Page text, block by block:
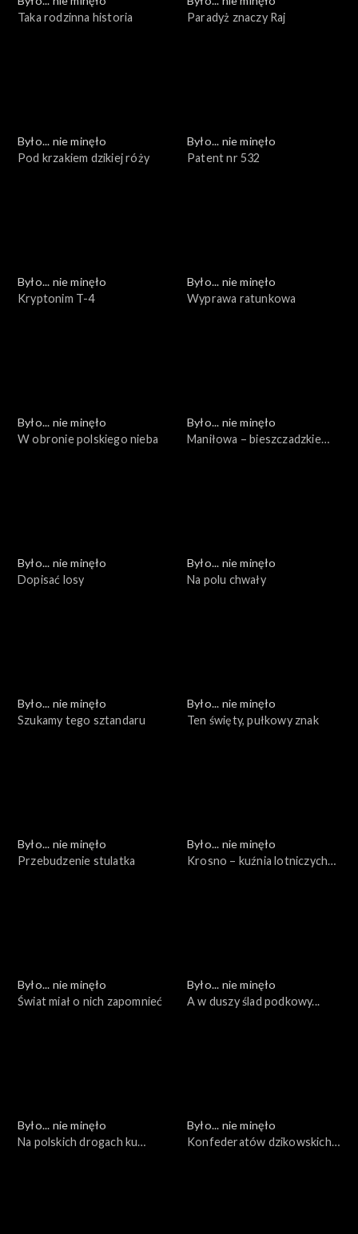
Taka rodzinna historia
Paradyż znaczy Raj
Było... nie minęło
Pod krzakiem dzikiej róży
Było... nie minęło
Patent nr 532
Było... nie minęło
Kryptonim T-4
Było... nie minęło
Wyprawa ratunkowa
Było... nie minęło
W obronie polskiego nieba
Było... nie minęło
Maniłowa – bieszczadzkie
Było... nie minęło
Dopisać losy
Było... nie minęło
Na polu chwały
Było... nie minęło
Szukamy tego sztandaru
Było... nie minęło
Ten święty, pułkowy znak
Było... nie minęło
Przebudzenie stulatka
Było... nie minęło
Krosno – kuźnia lotniczych
Było... nie minęło
Świat miał o nich zapomnieć
Było... nie minęło
A w duszy ślad podkowy...
Było... nie minęło
Na polskich drogach ku
Było... nie minęło
Konfederatów dzikowskich